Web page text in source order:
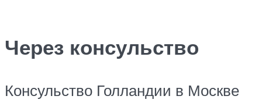
Через консульство
Консульство Голландии в Москве